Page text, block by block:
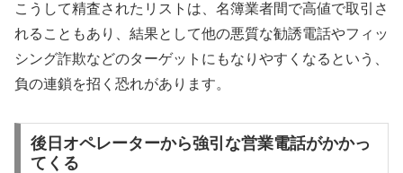
こうして精査されたリストは、名簿業者間で高値で取引さ
れることもあり、結果として他の悪質な勧誘電話やフィッ
シング詐欺などのターゲットにもなりやすくなるという、
負の連鎖を招く恐れがあります。
後日オペレーターから強引な営業電話がかかっ
てくる